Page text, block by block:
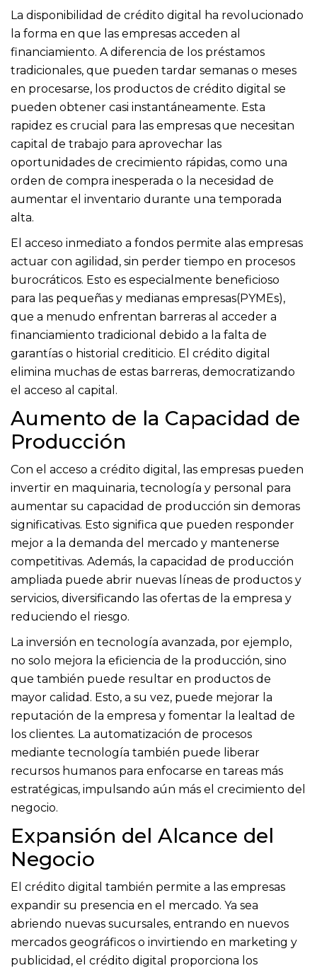
La disponibilidad de crédito digital ha revolucionado
la forma en que las empresas acceden al
financiamiento. A diferencia de los préstamos
tradicionales, que pueden tardar semanas o meses
en procesarse, los productos de crédito digital se
pueden obtener casi instantáneamente. Esta
rapidez es crucial para las empresas que necesitan
capital de trabajo para aprovechar las
oportunidades de crecimiento rápidas, como una
orden de compra inesperada o la necesidad de
aumentar el inventario durante una temporada
alta.
El acceso inmediato a fondos permite alas empresas
actuar con agilidad, sin perder tiempo en procesos
burocráticos. Esto es especialmente beneficioso
para las pequeñas y medianas empresas(PYMEs),
que a menudo enfrentan barreras al acceder a
financiamiento tradicional debido a la falta de
garantías o historial crediticio. El crédito digital
elimina muchas de estas barreras, democratizando
el acceso al capital.
Aumento de la Capacidad de
Producción
Con el acceso a crédito digital, las empresas pueden
invertir en maquinaria, tecnología y personal para
aumentar su capacidad de producción sin demoras
significativas. Esto significa que pueden responder
mejor a la demanda del mercado y mantenerse
competitivas. Además, la capacidad de producción
ampliada puede abrir nuevas líneas de productos y
servicios, diversificando las ofertas de la empresa y
reduciendo el riesgo.
La inversión en tecnología avanzada, por ejemplo,
no solo mejora la eficiencia de la producción, sino
que también puede resultar en productos de
mayor calidad. Esto, a su vez, puede mejorar la
reputación de la empresa y fomentar la lealtad de
los clientes. La automatización de procesos
mediante tecnología también puede liberar
recursos humanos para enfocarse en tareas más
estratégicas, impulsando aún más el crecimiento del
negocio.
Expansión del Alcance del
Negocio
El crédito digital también permite a las empresas
expandir su presencia en el mercado. Ya sea
abriendo nuevas sucursales, entrando en nuevos
mercados geográficos o invirtiendo en marketing y
publicidad, el crédito digital proporciona los